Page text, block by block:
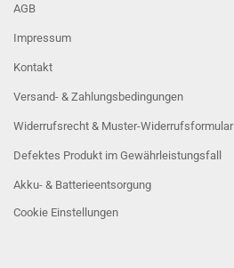
AGB
Impressum
Kontakt
Versand- & Zahlungsbedingungen
Widerrufsrecht & Muster-Widerrufsformular
Defektes Produkt im Gewährleistungsfall
Akku- & Batterieentsorgung
Cookie Einstellungen